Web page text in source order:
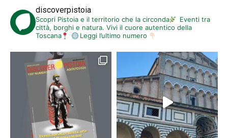
discoverpistoia
Scopri Pistoia e il territorio che la circonda
Eventi tra
città, borghi e natura. Vivi il cuore autentico della
Toscana
Leggi l’ultimo numero